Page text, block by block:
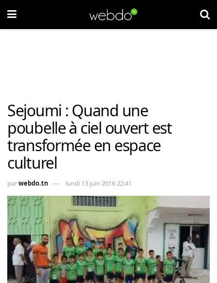
Sejoumi : Quand une
poubelle à ciel ouvert est
transformée en espace
culturel
parwebdo.tn lundi 13 juin 2016 22:41